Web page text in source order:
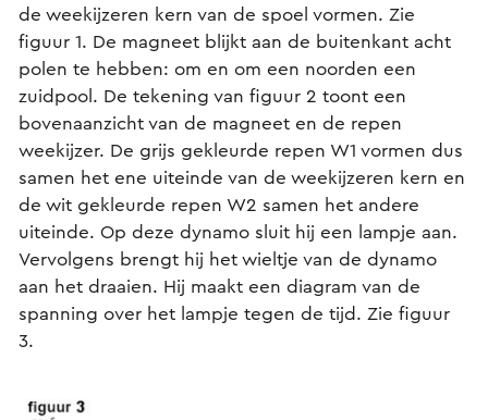
de weekijzeren kern van de spoel vormen. Zie
figuur 1. De magneet blijkt aan de buitenkant acht
polen te hebben: om en om een noorden een
zuidpool. De tekening van figuur 2 toont een
bovenaanzicht van de magneet en de repen
weekijzer. De grijs gekleurde repen W1 vormen dus
samen het ene uiteinde van de weekijzeren kern en
de wit gekleurde repen W2 samen het andere
uiteinde. Op deze dynamo sluit hij een lampje aan.
Vervolgens brengt hij het wieltje van de dynamo
aan het draaien. Hij maakt een diagram van de
spanning over het lampje tegen de tijd. Zie figuur
3.